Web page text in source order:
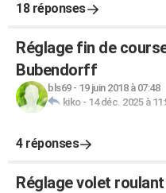
18 réponses
Réglage fin de
Bubendorff
bls69- 19 juin 2018 à 07:48
kiko- 14 déc. 2025 à
4 réponses
Réglage volet